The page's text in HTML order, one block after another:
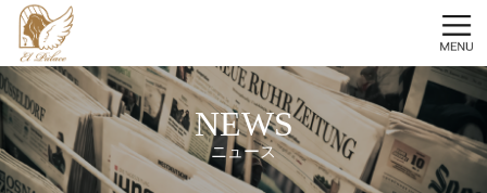
NEWS
ニュース